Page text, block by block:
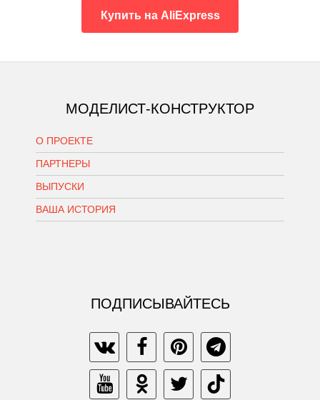
Купить на AliExpress
МОДЕЛИСТ-КОНСТРУКТОР
О ПРОЕКТЕ
ПАРТНЕРЫ
ВЫПУСКИ
ВАША ИСТОРИЯ
ПОДПИСЫВАЙТЕСЬ